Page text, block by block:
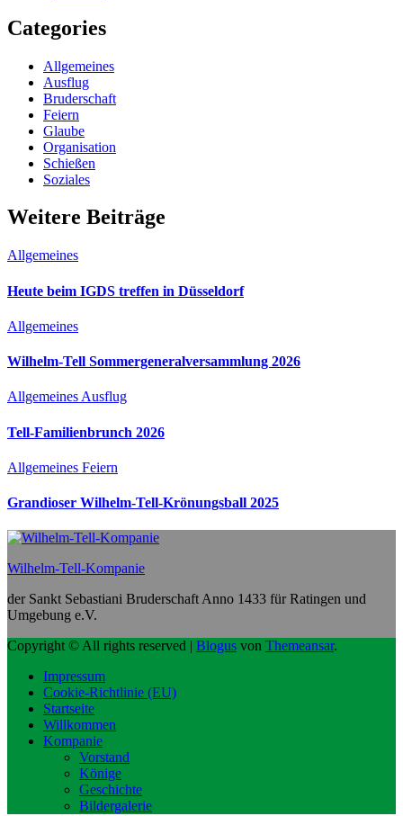
Categories
Allgemeines
Ausflug
Bruderschaft
Feiern
Glaube
Organisation
Schießen
Soziales
Weitere Beiträge
Allgemeines
Heute beim IGDS treffen in Düsseldorf
Allgemeines
Wilhelm-Tell Sommergeneralversammlung 2026
Allgemeines Ausflug
Tell-Familienbrunch 2026
Allgemeines Feiern
Grandioser Wilhelm-Tell-Krönungsball 2025
Wilhelm-Tell-Kompanie
der Sankt Sebastiani Bruderschaft Anno 1433 für Ratingen und
Umgebung e.V.
Copyright © All rights reserved | Blogus von Themeansar.
Impressum
Cookie-Richtlinie (EU)
Startseite
Willkommen
Kompanie
Vorstand
Könige
Geschichte
Bildergalerie